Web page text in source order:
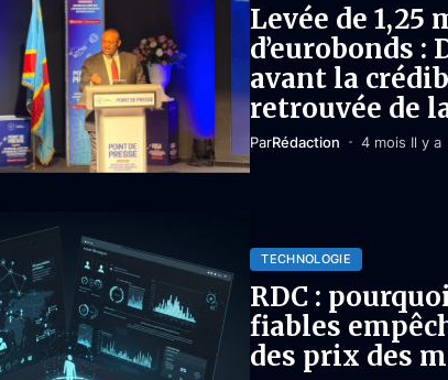
Levée de 1,25
d’eurobonds :
avant la
retrouvée de
ParRédaction 4 mois Il y a
TECHNOLOGIE
RDC :
fiables
des prix des